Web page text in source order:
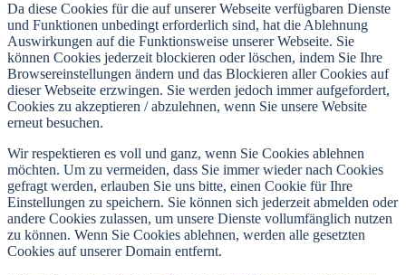
Da diese Cookies für die auf unserer Webseite verfügbaren Dienste
und Funktionen unbedingt erforderlich sind, hat die Ablehnung
Auswirkungen auf die Funktionsweise unserer Webseite. Sie
können Cookies jederzeit blockieren oder löschen, indem Sie Ihre
Browsereinstellungen ändern und das Blockieren aller Cookies auf
dieser Webseite erzwingen. Sie werden jedoch immer aufgefordert,
Cookies zu akzeptieren / abzulehnen, wenn Sie unsere Website
erneut besuchen.
Wir respektieren es voll und ganz, wenn Sie Cookies ablehnen
möchten. Um zu vermeiden, dass Sie immer wieder nach Cookies
gefragt werden, erlauben Sie uns bitte, einen Cookie für Ihre
Einstellungen zu speichern. Sie können sich jederzeit abmelden oder
andere Cookies zulassen, um unsere Dienste vollumfänglich nutzen
zu können. Wenn Sie Cookies ablehnen, werden alle gesetzten
Cookies auf unserer Domain entfernt.